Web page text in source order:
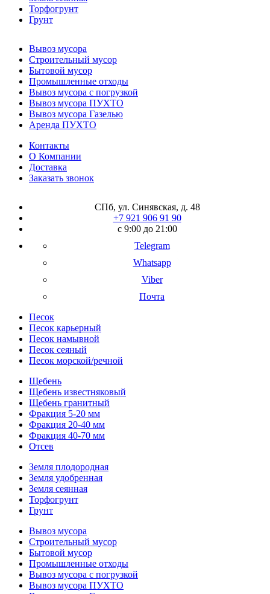
Торфогрунт
Грунт
Вывоз мусора
Строительный мусор
Бытовой мусор
Промышленные отходы
Вывоз мусора с погрузкой
Вывоз мусора ПУХТО
Вывоз мусора Газелью
Аренда ПУХТО
Контакты
О Компании
Доставка
Заказать звонок
СПб, ул. Синявская, д. 48
+7 921 906 91 90
с 9:00 до 21:00
Telegram
Whatsapp
Viber
Почта
Песок
Песок карьерный
Песок намывной
Песок сеяный
Песок морской/речной
Щебень
Щебень известняковый
Щебень гранитный
Фракция 5-20 мм
Фракция 20-40 мм
Фракция 40-70 мм
Отсев
Земля плодородная
Земля удобренная
Земля сеянная
Торфогрунт
Грунт
Вывоз мусора
Строительный мусор
Бытовой мусор
Промышленные отходы
Вывоз мусора с погрузкой
Вывоз мусора ПУХТО